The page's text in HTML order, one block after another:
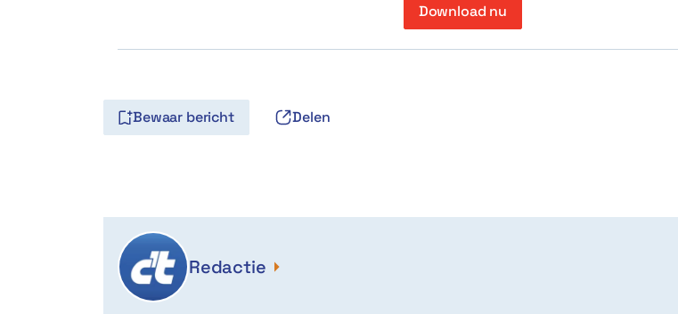
Download nu
Bewaar bericht Delen
Redactie